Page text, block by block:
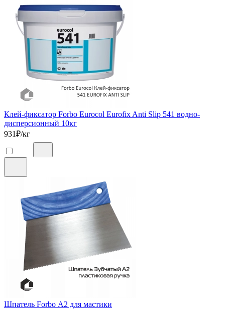
Клей-фиксатор Forbo Eurocol Eurofix Anti Slip 541 водно-
дисперсионный 10кг
931₽/кг
Шпатель Forbo А2 для мастики